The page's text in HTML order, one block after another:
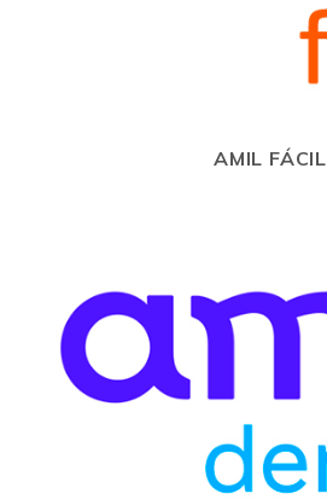
AMIL FÁCIL